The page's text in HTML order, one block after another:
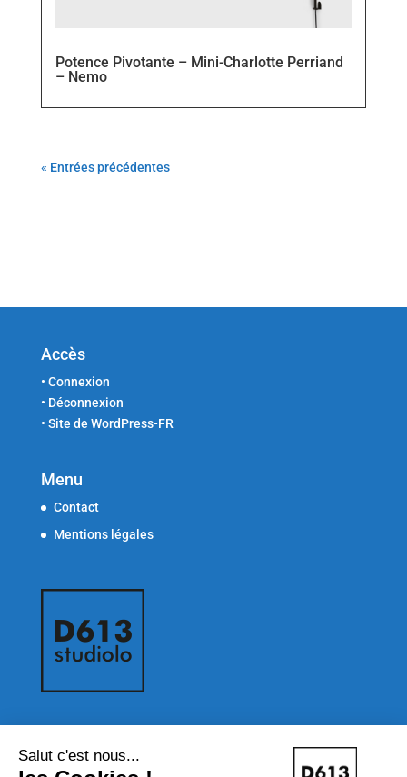
Potence Pivotante – Mini-Charlotte Perriand
– Nemo
« Entrées précédentes
Accès
• Connexion
• Déconnexion
• Site de WordPress-FR
Menu
Contact
Mentions légales
Newsletter